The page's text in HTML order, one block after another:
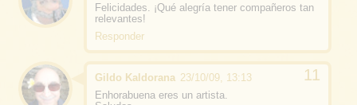
Felicidades. ¡Qué alegría tener compañeros tan
relevantes!
Responder
Gildo Kaldorana 23/10/09, 13:13
Enhorabuena eres un artista.